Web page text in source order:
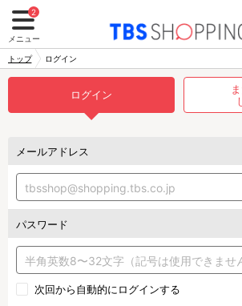
2
メニュー
トップ ログイン
ログイン
メールアドレス
パスワード
次回から自動的にログインする